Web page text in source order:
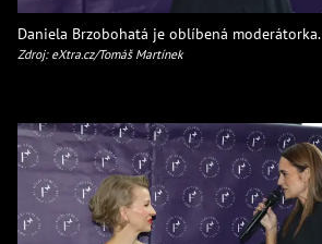
Daniela Brzobohatá je oblíbená moderátorka.
Zdroj: eXtra.cz/Tomáš Martínek